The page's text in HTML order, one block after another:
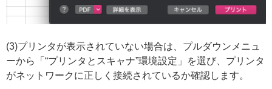
(3)プリンタが表示されていない場合は、プルダウンメニュ
ーから「“プリンタとスキャナ”環境設定」を選び、プリンタ
がネットワークに正しく接続されているか確認します。